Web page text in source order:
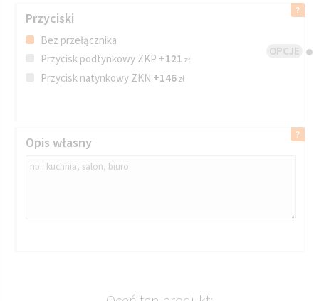
OPCJE
Przyciski
Bez przełącznika
Przycisk podtynkowy ZKP +121 zł
Przycisk natynkowy ZKN +146 zł
Opis własny